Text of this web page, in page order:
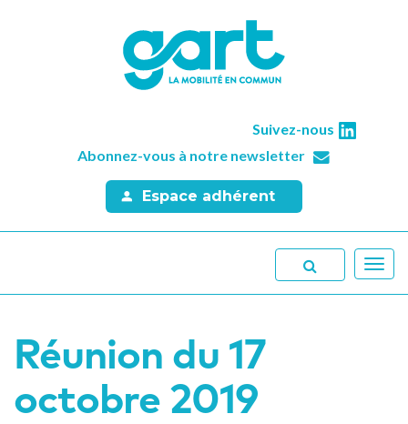
Suivez-nous
Abonnez-vous à notre newsletter
Espace adhérent
Réunion du 17
octobre 2019